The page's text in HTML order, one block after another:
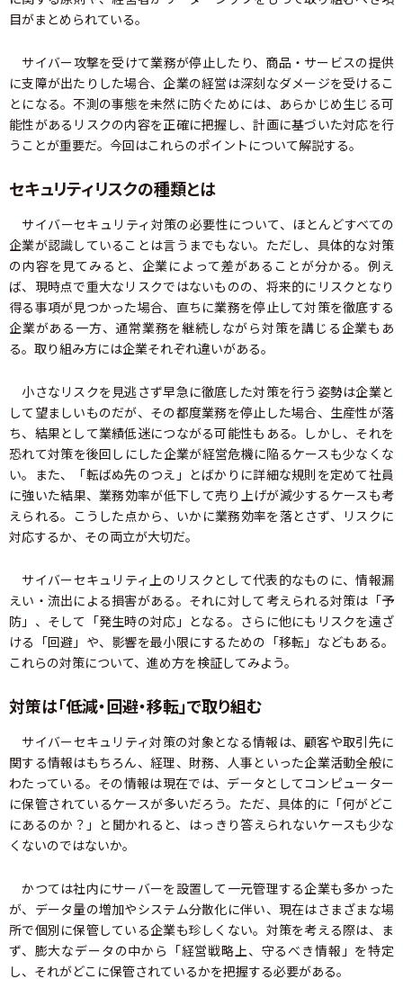
目がまとめられている。
サイバー攻撃を受けて業務が停止したり、商品・サービスの提供
に支障が出たりした場合、企業の経営は深刻なダメージを受けるこ
とになる。不測の事態を未然に防ぐためには、あらかじめ生じる可
能性があるリスクの内容を正確に把握し、計画に基づいた対応を行
うことが重要だ。今回はこれらのポイントについて解説する。
セキュリティリスクの種類とは
サイバーセキュリティ対策の必要性について、ほとんどすべての
企業が認識していることは言うまでもない。ただし、具体的な対策
の内容を見てみると、企業によって差があることが分かる。例え
ば、現時点で重大なリスクではないものの、将来的にリスクとなり
得る事項が見つかった場合、直ちに業務を停止して対策を徹底する
企業がある一方、通常業務を継続しながら対策を講じる企業もあ
る。取り組み方には企業それぞれ違いがある。
小さなリスクを見逃さず早急に徹底した対策を行う姿勢は企業と
して望ましいものだが、その都度業務を停止した場合、生産性が落
ち、結果として業績低迷につながる可能性もある。しかし、それを
恐れて対策を後回しにした企業が経営危機に陥るケースも少なくな
い。また、「転ばぬ先のつえ」とばかりに詳細な規則を定めて社員
に強いた結果、業務効率が低下して売り上げが減少するケースも考
えられる。こうした点から、いかに業務効率を落とさず、リスクに
対応するか、その両立が大切だ。
サイバーセキュリティ上のリスクとして代表的なものに、情報漏
えい・流出による損害がある。それに対して考えられる対策は「予
防」、そして「発生時の対応」となる。さらに他にもリスクを遠ざ
ける「回避」や、影響を最小限にするための「移転」などもある。
これらの対策について、進め方を検証してみよう。
対策は「低減・回避・移転」で取り組む
サイバーセキュリティ対策の対象となる情報は、顧客や取引先に
関する情報はもちろん、経理、財務、人事といった企業活動全般に
わたっている。その情報は現在では、データとしてコンピューター
に保管されているケースが多いだろう。ただ、具体的に「何がどこ
にあるのか？」と聞かれると、はっきり答えられないケースも少な
くないのではないか。
かつては社内にサーバーを設置して一元管理する企業も多かった
が、データ量の増加やシステム分散化に伴い、現在はさまざまな場
所で個別に保管している企業も珍しくない。対策を考える際は、ま
ず、膨大なデータの中から「経営戦略上、守るべき情報」を特定
し、それがどこに保管されているかを把握する必要がある。